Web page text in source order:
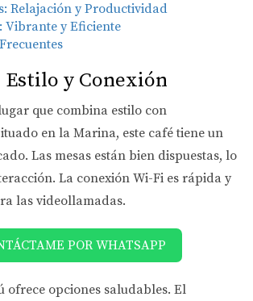
Relajación y Productividad
Vibrante y Eficiente
y Conexión
que combina estilo con
en la Marina, este café tiene un
Las mesas están bien dispuestas, lo
La conexión Wi-Fi es rápida y
las videollamadas.
POR WHATSAPP
ofrece opciones saludables. El